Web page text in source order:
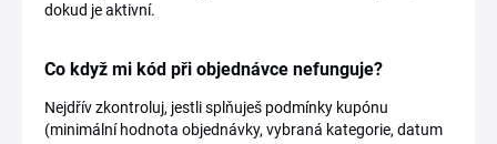
dokud je aktivní.
Co když mi kód při objednávce nefunguje?
Nejdřív zkontroluj, jestli splňuješ podmínky kupónu
(minimální hodnota objednávky, vybraná kategorie, datum